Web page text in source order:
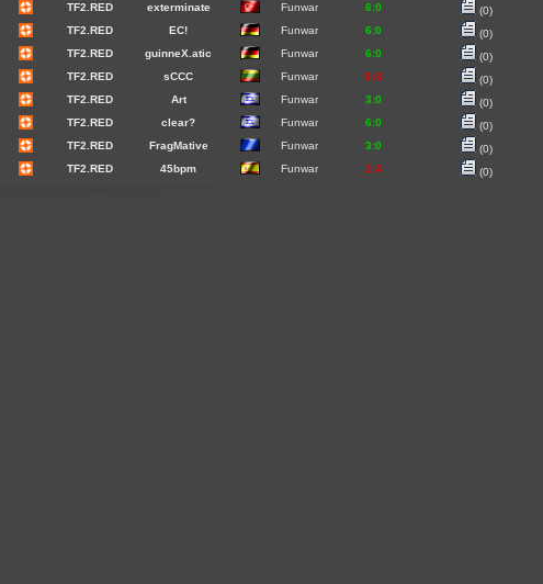
TF2.RED exterminate Funwar 6:0
(0)
TF2.RED EC! Funwar 6:0
(0)
TF2.RED guinneX.atic Funwar 6:0
(0)
TF2.RED sCCC Funwar 0:3
(0)
TF2.RED Art Funwar 3:0
(0)
TF2.RED clear? Funwar 6:0
(0)
TF2.RED FragMative Funwar 3:0
(0)
TF2.RED 45bpm Funwar 1:4 (0)